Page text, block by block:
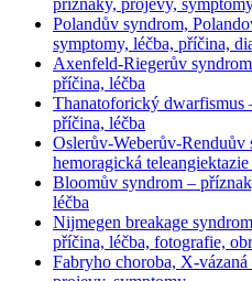
příznaky, projevy,
Polandův syndrom,
symptomy, léčba, příčina,
Axenfeld-Riegerův
příčina, léčba
Thanatoforický dwarfismus
příčina, léčba
Oslerův-Weberův-Renduův
hemoragická
Bloomův syndrom –
léčba
Nijmegen breakage
příčina, léčba, fotografie,
Fabryho choroba, X-